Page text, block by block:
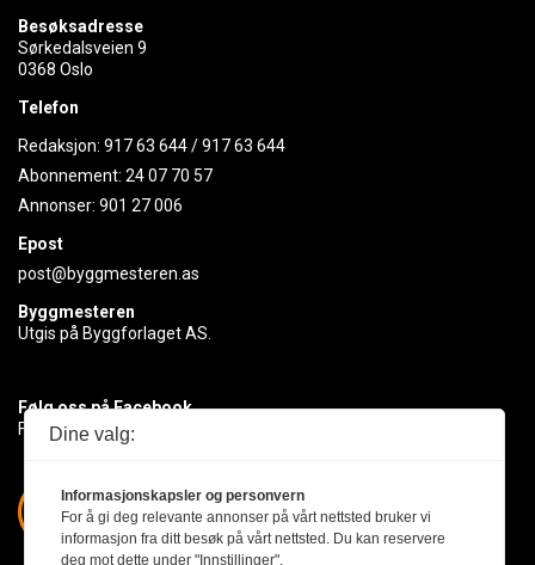
Besøksadresse
Sørkedalsveien 9
0368 Oslo
Telefon
Redaksjon: 917 63 644/917 63 644
Abonnement: 24 07 70 57
Annonser: 901 27 006
Epost
post@byggmesteren.as
Byggmesteren
Utgis på Byggforlaget AS.
Følg oss på Facebook
Få med deg det siste innen byggebransjen
Dine valg:
Informasjonskapsler og personvern
For å gi deg relevante annonser på vårt nettsted bruker vi
informasjon fra ditt besøk på vårt nettsted. Du kan reservere
deg mot dette under "Innstillinger".